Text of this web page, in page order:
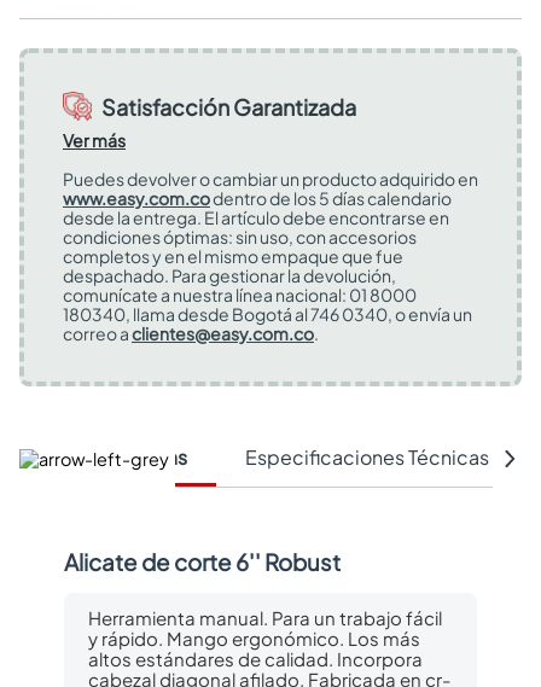
Satisfacción Garantizada
Ver más
Puedes devolver o cambiar un producto adquirido en
www.easy.com.codentro de los 5 días calendario
desde la entrega. El artículo debe encontrarse en
condiciones óptimas: sin uso, con accesorios
completos y en el mismo empaque que fue
despachado. Para gestionar la devolución,
comunícate a nuestra línea nacional: 01 8000
180340, llama desde Bogotá al 746 0340, o envía un
correo aclientes@easy.com.co.
Características Especificaciones Técnicas
Alicate de corte 6'' Robust
Herramienta manual. Para un trabajo fácil
y rápido. Mango ergonómico. Los más
altos estándares de calidad. Incorpora
cabezal diagonal afilado. Fabricada en cr-